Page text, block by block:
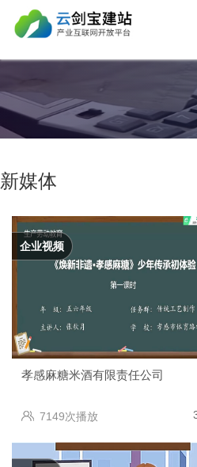
新媒体
孝感麻糖米酒有限责任公司
7149次播放
企业视频